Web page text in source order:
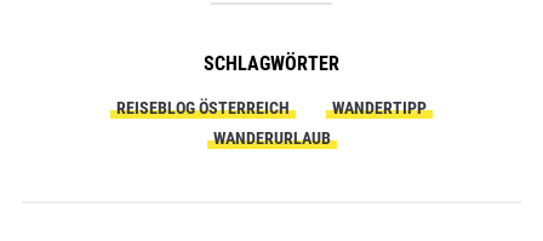
SCHLAGWÖRTER
REISEBLOG ÖSTERREICH
WANDERTIPP
WANDERURLAUB